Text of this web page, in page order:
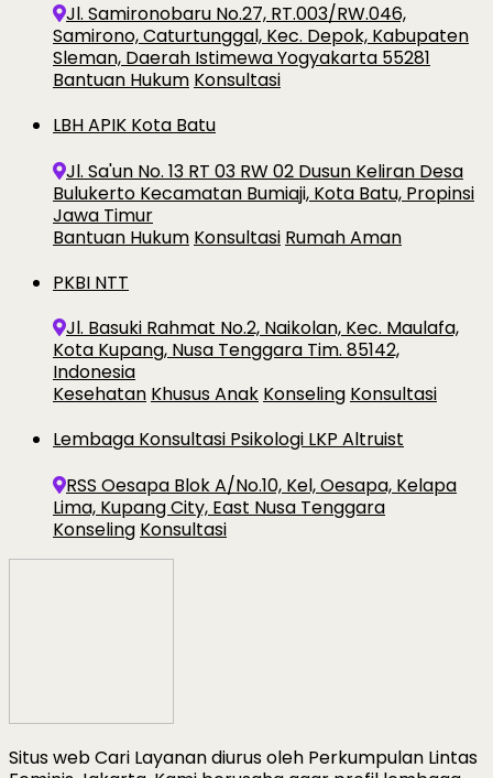
Jl. Samironobaru No.27, RT.003/RW.046,
Samirono, Caturtunggal, Kec. Depok, Kabupaten
Sleman, Daerah Istimewa Yogyakarta 55281
Bantuan Hukum Konsultasi
LBH APIK Kota Batu
Jl. Sa'un No. 13 RT 03 RW 02 Dusun Keliran Desa
Bulukerto Kecamatan Bumiaji, Kota Batu, Propinsi
Jawa Timur
Bantuan Hukum Konsultasi Rumah Aman
PKBI NTT
Jl. Basuki Rahmat No.2, Naikolan, Kec. Maulafa,
Kota Kupang, Nusa Tenggara Tim. 85142,
Indonesia
Kesehatan Khusus Anak Konseling Konsultasi
Lembaga Konsultasi Psikologi LKP Altruist
RSS Oesapa Blok A/No.10, Kel, Oesapa, Kelapa
Lima, Kupang City, East Nusa Tenggara
Konseling Konsultasi
Situs web Cari Layanan diurus oleh Perkumpulan Lintas